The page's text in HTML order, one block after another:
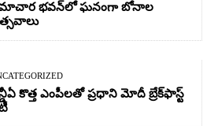
భవన్‌లో ఘనంగా బోనాల
కొత్త ఎంపీలతో ప్రధాని మోదీ బ్రేక్‌ఫాస్ట్